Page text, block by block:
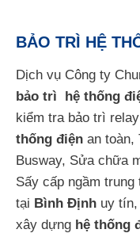
BẢO TRÌ HỆ
Dịch vụ Công ty
bảo trì hệ thống
kiểm tra bảo trì
thống điện an toàn,
Busway, Sửa chữa
Sấy cấp ngầm
tại Bình Định uy
xây dựng hệ thống